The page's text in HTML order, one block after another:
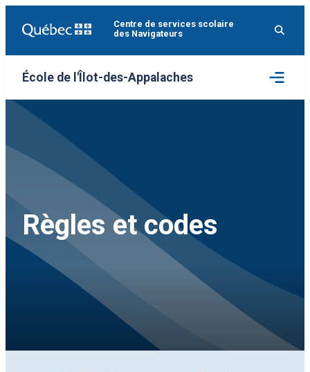
Centre de services scolaire
des Navigateurs
École de l'Îlot-des-Appalaches
Ouvrir
le
menu
Règles et codes